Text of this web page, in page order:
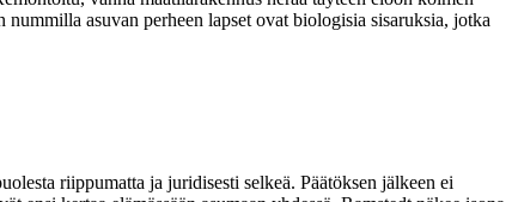
asuvan perheen lapset ovat biologisia sisaruksia, jotka
riippumatta ja juridisesti selkeä. Päätöksen jälkeen ei